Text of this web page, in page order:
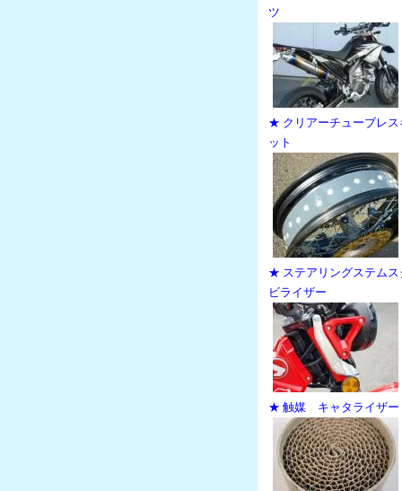
ツ
★ クリアーチューブレス
ット
★ ステアリングステムス
ビライザー
★ 触媒 キャタライザー